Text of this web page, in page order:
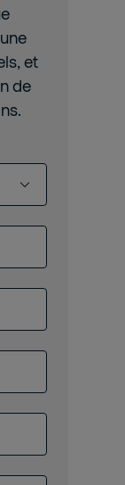
et
de